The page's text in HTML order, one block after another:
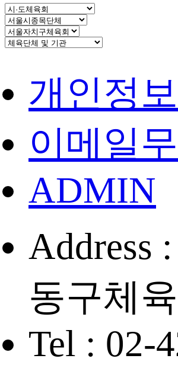
개인정
이메일
ADMIN
Address
동구체
Tel : 02-